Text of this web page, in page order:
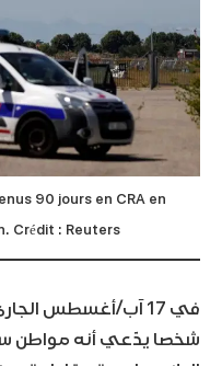
90 jours en CRA en
Crédit : Reuters
في 17 آب/أغسطس
شخصا يدّعي أنه مواطن